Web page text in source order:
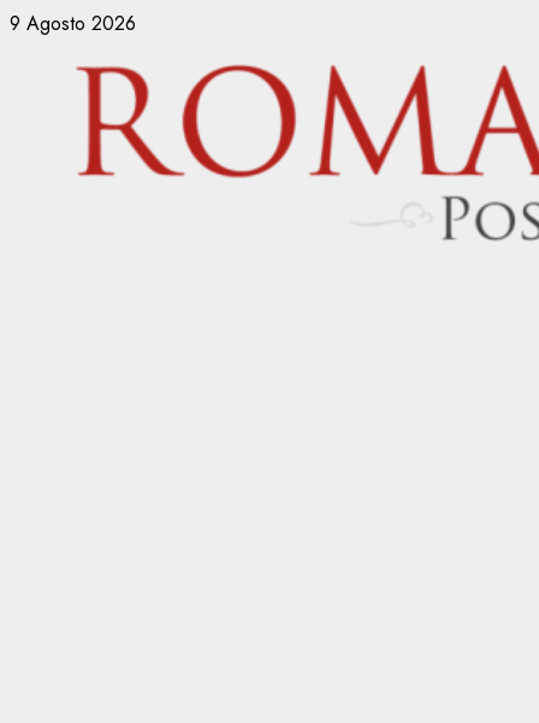
Vai
contenuto
9 Agosto 2026